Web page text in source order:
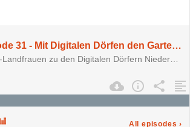
Episode 31 - Mit Digitalen Dörfen den Gartenzaun verlängern - Dr. Carola Croll von der Stiftung Digitale Chancen
Von IT-Landfrauen zu den Digitalen Dörfern Niedersachsen
All episodes ›